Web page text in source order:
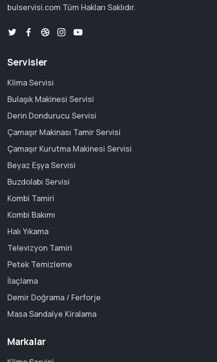
bulservisi.com Tüm Hakları Saklıdır.
Servisler
Klima Servisi
Bulaşık Makinesi Servisi
Derin Dondurucu Servisi
Çamaşır Makinası Tamir Servisi
Çamaşır Kurutma Makinesi Servisi
Beyaz Eşya Servisi
Buzdolabı Servisi
Kombi Tamiri
Kombi Bakımı
Halı Yıkama
Televizyon Tamiri
Petek Temizleme
İlaçlama
Demir Doğrama / Ferforje
Masa Sandalye Kiralama
Markalar